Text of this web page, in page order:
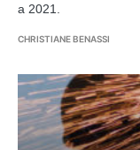
a 2021.
CHRISTIANE BENASSI